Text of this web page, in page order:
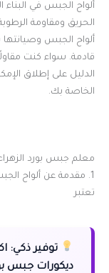
ألواح الجبس في
الحريق ومقاومة
ألواح الجبس
قادمة. سواء كنت
الدليل على إطلاق
الخاصة بك.
معلم جبس بورد
1. مقدمة عن ألواح الجبس وفوائدها
تعتبر
توفير ذكي:
ديكورات جبس